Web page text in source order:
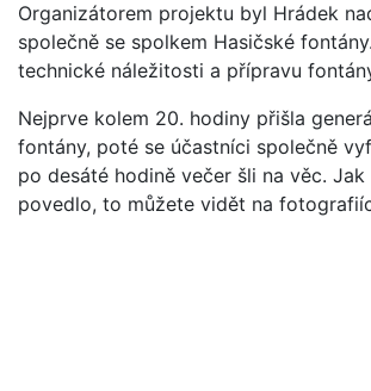
Organizátorem projektu byl Hrádek
společně se spolkem Hasičské
technické náležitosti a přípravu
Nejprve kolem 20. hodiny přišla
fontány, poté se účastníci společně
po desáté hodině večer šli na věc.
povedlo, to můžete vidět na